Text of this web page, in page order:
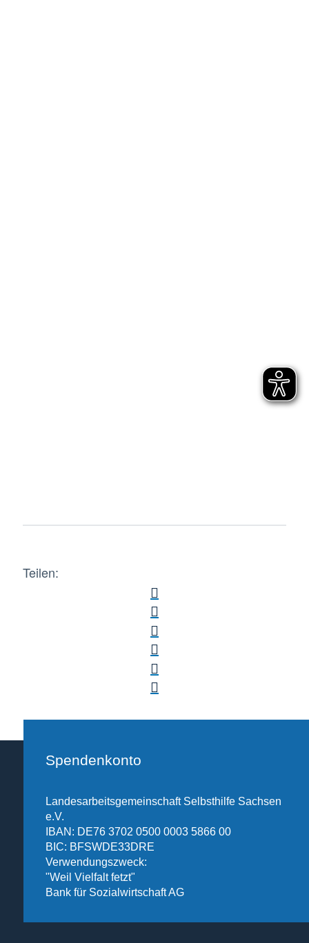
Teilen:
Spendenkonto
Landesarbeitsgemeinschaft Selbsthilfe Sachsen
e.V.
IBAN: DE76 3702 0500 0003 5866 00
BIC: BFSWDE33DRE
Verwendungszweck:
"Weil Vielfalt fetzt"
Bank für Sozialwirtschaft AG